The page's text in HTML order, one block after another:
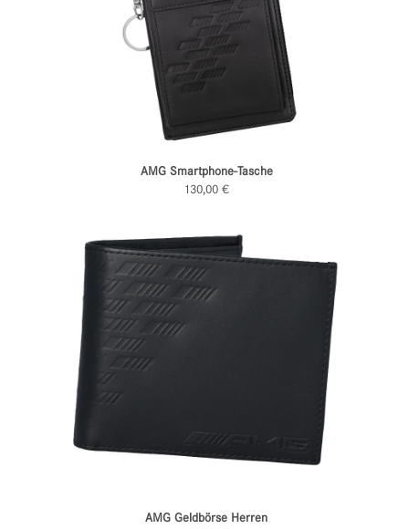
AMG Smartphone-Tasche
130,00 €
AMG Geldbörse Herren